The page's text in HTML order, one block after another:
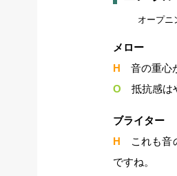
オープニ
メロー
H音の重心
O抵抗感は
ブライター
H
これも音
ですね。